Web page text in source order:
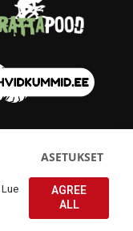
Lue
ASETUKSET
AGREE
ALL